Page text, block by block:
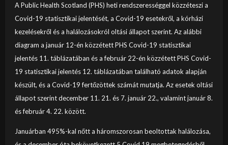
A Public Health Scotland (PHS) heti rendszerességgel közzéteszi a
Covid-19 statisztikai jelentését, a Covid-19 esetekről, a kórházi
kezelésekről és a halálozásokról oltási állapot szerint. Az alábbi
diagram a január 12-én közzétett PHS Covid-19 statisztikai
jelentés 11. táblázatában és a február 22-én közzétett PHS Covid-
19 statisztikai jelentés 12. táblázatában található adatok alapján
készült, és a Covid-19 fertőzöttek számát mutatja. Az esetek oltási
állapot szerint december 11. 21. és 7. január 22., valamint január 8.
és február 4. 22. között.
Januárban 495%-kal nőtt a háromszorosan beoltottak halálozása,